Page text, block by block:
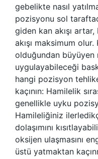
gebelikte nasıl
pozisyonu sol
giden kan akışı
akışı maksimum
olduğundan büyüyen
uygulayabileceği
hangi pozisyon
kaçının: Hamilelik
genellikle uyku
Hamileliğiniz
dolaşımını
oksijen ulaşmasını
üstü yatmaktan